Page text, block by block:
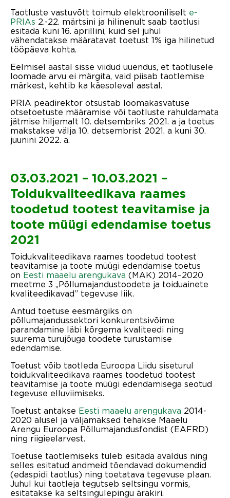
Taotluste vastuvõtt toimub elektrooniliselt e-
PRIAs 2.-22. märtsini ja hilinenult saab taotlusi
esitada kuni 16. aprillini, kuid sel juhul
vähendatakse määratavat toetust 1% iga hilinetud
tööpäeva kohta.
Eelmisel aastal sisse viidud uuendus, et taotlusele
loomade arvu ei märgita, vaid piisab taotlemise
märkest, kehtib ka käesoleval aastal.
PRIA peadirektor otsustab loomakasvatuse
otsetoetuste määramise või taotluste rahuldamata
jätmise hiljemalt 10. detsembriks 2021. a ja toetus
makstakse välja 10. detsembrist 2021. a kuni 30.
juunini 2022. a.
03.03.2021 – 10.03.2021 –
Toidukvaliteedikava raames
toodetud tootest teavitamise ja
toote müügi edendamise toetus
2021
Toidukvaliteedikava raames toodetud tootest
teavitamise ja toote müügi edendamise toetus
on Eesti maaelu arengukava (MAK) 2014–2020
meetme 3 „Põllumajandustoodete ja toiduainete
kvaliteedikavad” tegevuse liik.
Antud toetuse eesmärgiks on
põllumajandussektori konkurentsivõime
parandamine läbi kõrgema kvaliteedi ning
suurema turujõuga toodete turustamise
edendamise.
Toetust võib taotleda Euroopa Liidu siseturul
toidukvaliteedikava raames toodetud tootest
teavitamise ja toote müügi edendamisega seotud
tegevuse elluviimiseks.
Toetust antakse Eesti maaelu arengukava 2014-
2020 alusel ja väljamaksed tehakse Maaelu
Arengu Euroopa Põllumajandusfondist (EAFRD)
ning riigieelarvest.
Toetuse taotlemiseks tuleb esitada avaldus ning
selles esitatud andmeid tõendavad dokumendid
(edaspidi taotlus) ning toetatava tegevuse plaan.
Juhul kui taotleja tegutseb seltsingu vormis,
esitatakse ka seltsingulepingu ärakiri.